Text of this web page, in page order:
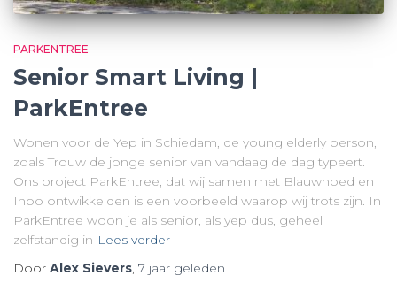
PARKENTREE
Senior Smart Living |
ParkEntree
Wonen voor de Yep in Schiedam, de young elderly person,
zoals Trouw de jonge senior van vandaag de dag typeert.
Ons project ParkEntree, dat wij samen met Blauwhoed en
Inbo ontwikkelden is een voorbeeld waarop wij trots zijn. In
ParkEntree woon je als senior, als yep dus, geheel
zelfstandig in Lees verder
Door Alex Sievers, 7 jaar geleden